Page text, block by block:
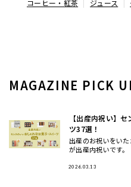
コーヒー・紅茶 ジュース
MAGAZINE PICK
【出産内祝い】
ツ37選！
出産のお祝いをい
が出産内祝いです
バイヤー
2026.03.13